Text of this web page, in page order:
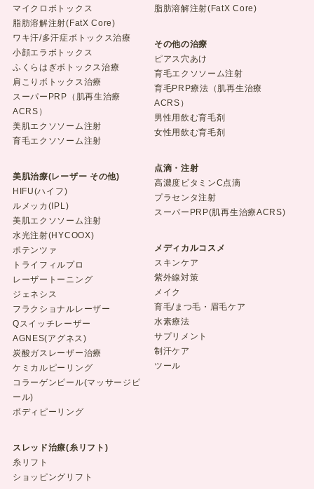
マイクロボトックス
脂肪溶解注射(FatX Core)
ワキ汗/多汗症ボトックス治療
小顔エラボトックス
ふくらはぎボトックス治療
肩こりボトックス治療
スーパーPRP（肌再生治療
ACRS）
美肌エクソソーム注射
育毛エクソソーム注射
美肌治療(レーザー その他)
HIFU(ハイフ)
ルメッカ(IPL)
美肌エクソソーム注射
水光注射(HYCOOX)
ポテンツァ
トライフィルプロ
レーザートーニング
ジェネシス
フラクショナルレーザー
Qスイッチレーザー
AGNES(アグネス)
炭酸ガスレーザー治療
ケミカルピーリング
コラーゲンピール(マッサージピ
ール)
ボディピーリング
スレッド治療(糸リフト)
糸リフト
ショッピングリフト
脂肪溶解注射(FatX Core)
その他の治療
ピアス穴あけ
育毛エクソソーム注射
育毛PRP療法（肌再生治療
ACRS）
男性用飲む育毛剤
女性用飲む育毛剤
点滴・注射
高濃度ビタミンC点滴
プラセンタ注射
スーパーPRP(肌再生治療ACRS)
メディカルコスメ
スキンケア
紫外線対策
メイク
育毛/まつ毛・眉毛ケア
水素療法
サプリメント
制汗ケア
ツール